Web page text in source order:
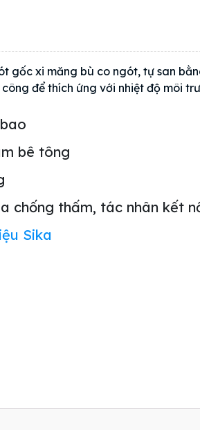
gốc xi măng bù co ngót, tự san
để thích ứng với nhiệt độ môi
bê tông
chống thấm, tác nhân kết
Sika